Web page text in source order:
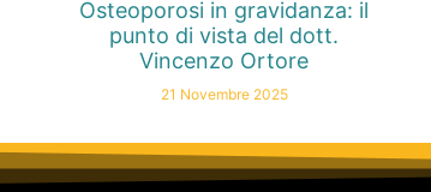
Osteoporosi in gravidanza: il
punto di vista del dott.
Vincenzo Ortore
21 Novembre 2025